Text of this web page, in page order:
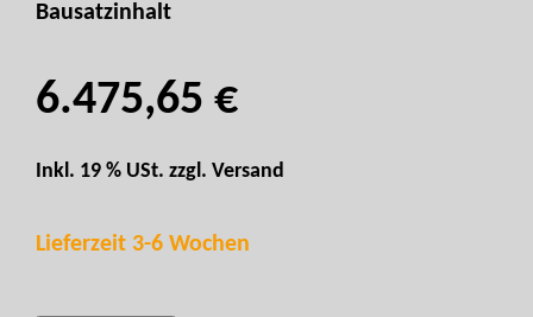
Bausatzinhalt
6.475,65 €
Inkl. 19 % USt. zzgl. Versand
Lieferzeit 3-6 Wochen